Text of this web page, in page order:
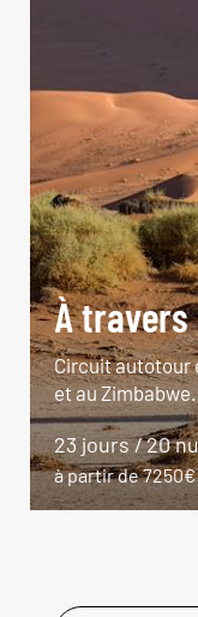
À travers
Circuit autotour
et au Zimbabwe.
23 jours / 20
à partir de 7250€